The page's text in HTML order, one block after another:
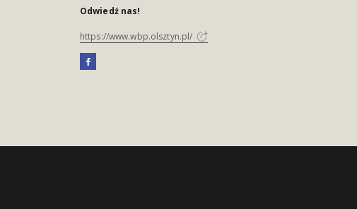
Odwiedź nas!
https://www.wbp.olsztyn.pl/